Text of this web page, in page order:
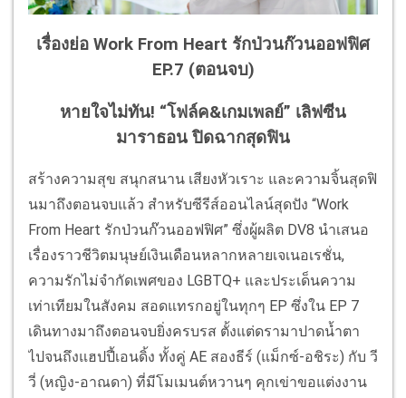
เรื่องย่อ Work From Heart รักป่วนก๊วนออฟฟิศ
EP.7 (ตอนจบ)
หายใจไม่ทัน! “โฟล์ค&เกมเพลย์” เลิฟซีน
มาราธอน ปิดฉากสุดฟิน
สร้างความสุข สนุกสนาน เสียงหัวเราะ และความจิ้นสุดฟิ
นมาถึงตอนจบแล้ว สำหรับซีรีส์ออนไลน์สุดปัง “Work
From Heart รักป่วนก๊วนออฟฟิศ” ซึ่งผู้ผลิต DV8 นำเสนอ
เรื่องราวชีวิตมนุษย์เงินเดือนหลากหลายเจเนอเรชั่น,
ความรักไม่จำกัดเพศของ LGBTQ+ และประเด็นความ
เท่าเทียมในสังคม สอดแทรกอยู่ในทุกๆ EP ซึ่งใน EP 7
เดินทางมาถึงตอนจบยิ่งครบรส ตั้งแต่ดรามาปาดน้ำตา
ไปจนถึงแฮปปี้เอนดิ้ง ทั้งคู่ AE สองธีร์ (แม็กซ์-อชิระ) กับ วี
วี่ (หญิง-อาณดา) ที่มีโมเมนต์หวานๆ คุกเข่าขอแต่งงาน